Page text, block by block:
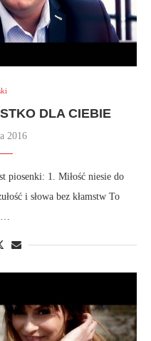
DLA CIEBIE
2016
piosenki: 1. Miłość niesie do
i słowa bez kłamstw To